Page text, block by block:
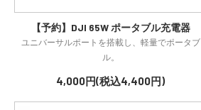
【予約】DJI 65W ポータブル充電器
ユニバーサルポートを搭載し、軽量でポータブ
ル。
4,000円(税込4,400円)